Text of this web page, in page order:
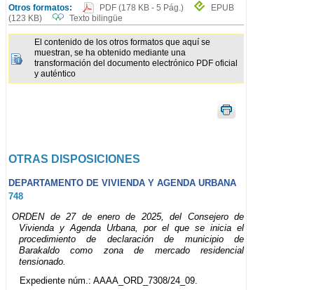
Otros formatos: PDF (178 KB - 5 Pág.)
EPUB
(123 KB)
Texto bilingüe
El contenido de los otros formatos que aquí se
muestran, se ha obtenido mediante una
transformación del documento electrónico PDF oficial
y auténtico
OTRAS DISPOSICIONES
DEPARTAMENTO DE VIVIENDA Y AGENDA URBANA
748
ORDEN de 27 de enero de 2025, del Consejero de
Vivienda y Agenda Urbana, por el que se inicia el
procedimiento de declaración de municipio de
Barakaldo como zona de mercado residencial
tensionado.
Expediente núm.: AAAA_ORD_7308/24_09.